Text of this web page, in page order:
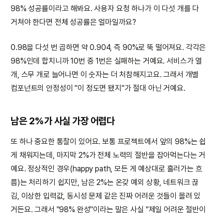
98% 성공률이라고 해봐요. 사용자 요청 하나가 이 다섯 개를 다
거쳐야 한다면 전체 성공률은 얼마일까요?
0.98을 다섯 번 곱하면 약 0.904, 즉 90%로 뚝 떨어져요. 각각은
98%인데 합치니까 10번 중 1번은 실패하는 거예요. 서비스가 열
개, 스무 개로 늘어나면 이 숫자는 더 처참해지고요. 그래서 개별
컴포넌트의 안정성이 "이 정도면 됐지"가 절대 아닌 거예요.
남은 2%가 사실 가장 어렵다
또 하나 중요한 통찰이 있어요. 보통 프로젝트에서 앞의 98%는 쉽
게 채워지는데, 마지막 2%가 전체 노력의 절반을 잡아먹는다는 거
예요. 정상적인 경우(happy path, 모든 게 예상대로 흘러가는 흐
름)는 처리하기 쉽지만, 남은 2%는 온갖 예외 상황, 네트워크 끊
김, 이상한 입력값, 동시성 문제 같은 진짜 어려운 것들이 몰려 있
거든요. 그래서 "98% 완성"이라는 말은 사실 "제일 어려운 절반이